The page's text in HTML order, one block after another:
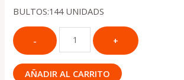
BULTOS:144 UNIDADS
AÑADIR AL CARRITO